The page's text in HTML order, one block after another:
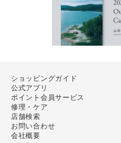
ショッピングガイド
公式アプリ
ポイント会員サービス
修理・ケア
店舗検索
お問い合わせ
会社概要